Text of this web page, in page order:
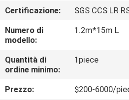
CIRCA
NOI
GIRO
DELLA
FABBRICA
Certificazione:
SGS CCS LR
Numero di
modello:
1.2m*15m L
Quantità di
ordine minimo:
1piece
Prezzo:
$200-6000/